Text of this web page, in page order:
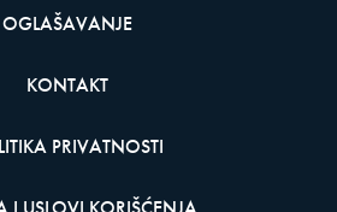
OGLAŠAVANJE
KONTAKT
PRIVATNOSTI